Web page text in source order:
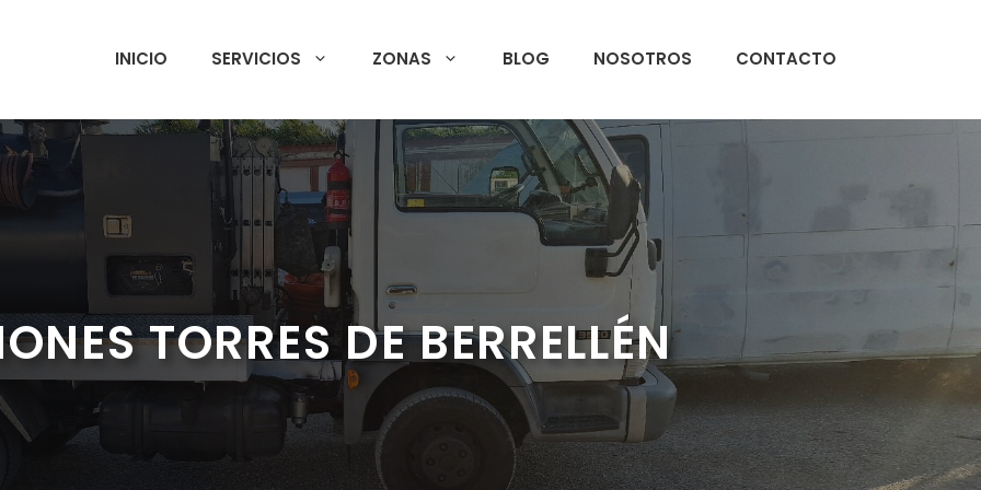
INICIO SERVICIOS ZONAS BLOG NOSOTROS CONTACTO
TORRES DE BERRELLÉN